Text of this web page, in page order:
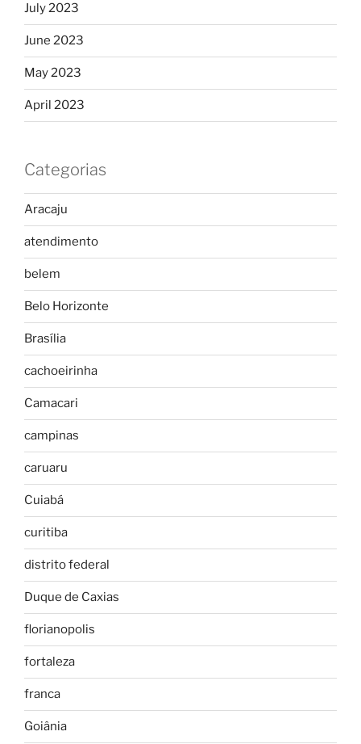
July 2023
June 2023
May 2023
April 2023
Categorias
Aracaju
atendimento
belem
Belo Horizonte
Brasília
cachoeirinha
Camacari
campinas
caruaru
Cuiabá
curitiba
distrito federal
Duque de Caxias
florianopolis
fortaleza
franca
Goiânia